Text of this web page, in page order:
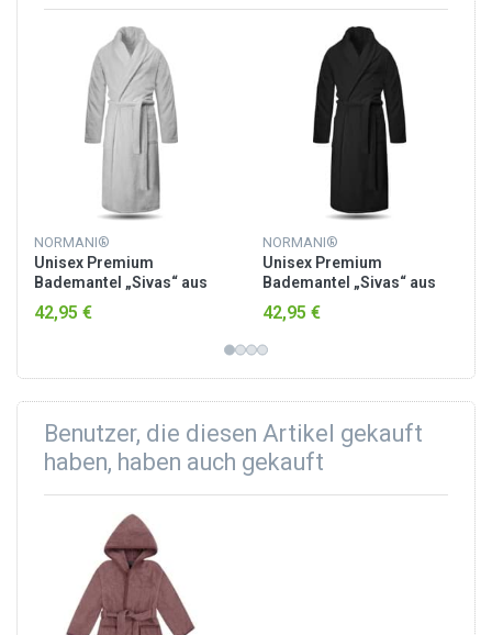
NORMANI®
Unisex Premium
Bademantel „Sivas“ aus
Frottee - OEKO-TEX® 100
Weiß
42,95 €
NORMANI®
Unisex Premium
Bademantel „Sivas“ aus
Frottee - OEKO-TEX® 100
Schwarz
42,95 €
Benutzer, die diesen Artikel gekauft
haben, haben auch gekauft